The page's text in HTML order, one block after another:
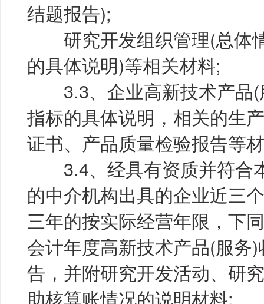
结题报告);
研究开发组织管理(总体
的具体说明)等相关材料;
3.3、企业高新技术产品(
指标的具体说明，相关的生
证书、产品质量检验报告等
3.4、经具有资质并符合
的中介机构出具的企业近三
三年的按实际经营年限，下
会计年度高新技术产品(服务
告，并附研究开发活动、研
助核算账情况的说明材料;